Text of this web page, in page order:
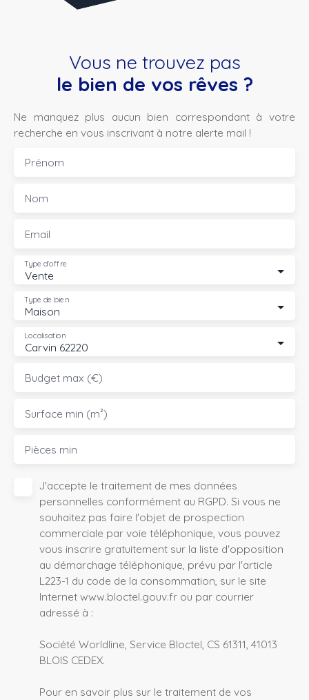
Vous ne trouvez pas
le bien de vos rêves ?
Ne manquez plus aucun bien correspondant à votre
recherche en vous inscrivant à notre alerte mail !
Prénom
Nom
Email
Vente
Type d'offre
Maison
Type de bien
Carvin 62220
Localisation
Budget max (€)
Surface min (m²)
Pièces min
J'accepte le traitement de mes données
personnelles conformément au RGPD. Si vous ne
souhaitez pas faire l'objet de prospection
commerciale par voie téléphonique, vous pouvez
vous inscrire gratuitement sur la liste d'opposition
au démarchage téléphonique, prévu par l'article
L223-1 du code de la consommation, sur le site
Internet www.bloctel.gouv.fr ou par courrier
adressé à :
Société Worldline, Service Bloctel, CS 61311, 41013
BLOIS CEDEX.
Pour en savoir plus sur le traitement de vos